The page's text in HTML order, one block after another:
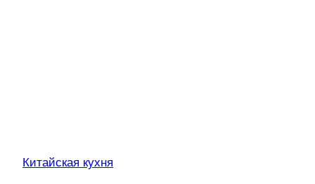
Китайская кухня